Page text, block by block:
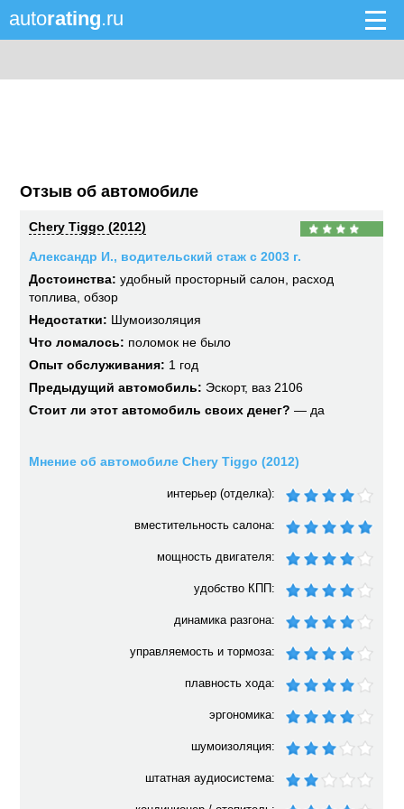
autorating.ru
Отзыв об автомобиле
Chery Tiggo (2012)
Александр И., водительский стаж с 2003 г.
Достоинства: удобный просторный салон, расход
топлива, обзор
Недостатки: Шумоизоляция
Что ломалось: поломок не было
Опыт обслуживания: 1 год
Предыдущий автомобиль: Эскорт, ваз 2106
Стоит ли этот автомобиль своих денег? — да
Мнение об автомобиле Chery Tiggo (2012)
интерьер (отделка):
вместительность салона:
мощность двигателя:
удобство КПП:
динамика разгона:
управляемость и тормоза:
плавность хода:
эргономика:
шумоизоляция:
штатная аудиосистема: